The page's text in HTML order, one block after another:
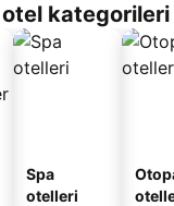
kategorileri
Spa
otelleri